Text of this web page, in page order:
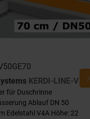
KERDI-LINE-V
für Duschrinne
Ablauf DN 50
Edelstahl V4A Höhe: 22